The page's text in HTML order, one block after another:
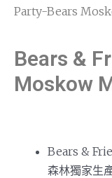
Party-Bears
Bears &
Moskow
Bears &
森林獨家生